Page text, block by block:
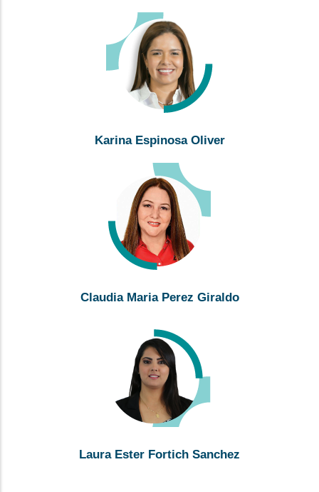
Karina Espinosa Oliver
Claudia Maria Perez Giraldo
Laura Ester Fortich Sanchez